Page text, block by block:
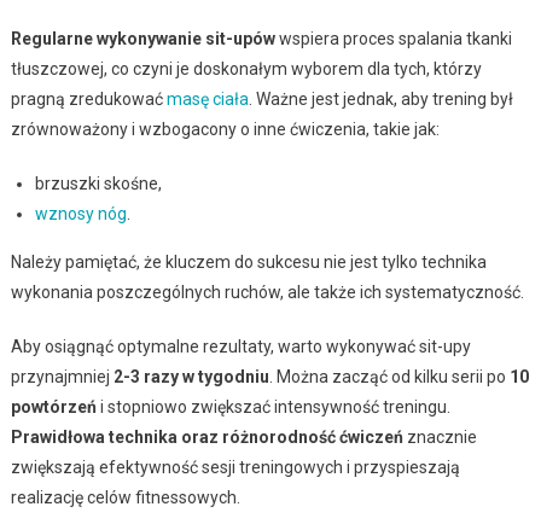
Regularne wykonywanie sit-upówwspiera proces spalania tkanki
tłuszczowej, co czyni je doskonałym wyborem dla tych, którzy
pragną zredukowaćmasę ciała. Ważne jest jednak, aby trening był
zrównoważony i wzbogacony o inne ćwiczenia, takie jak:
brzuszki skośne,
wznosy nóg.
Należy pamiętać, że kluczem do sukcesu nie jest tylko technika
wykonania poszczególnych ruchów, ale także ich systematyczność.
Aby osiągnąć optymalne rezultaty, warto wykonywać sit-upy
przynajmniej 2-3 razy w tygodniu. Można zacząć od kilku serii po 10
powtórzeń i stopniowo zwiększać intensywność treningu.
Prawidłowa technika oraz różnorodność ćwiczeń znacznie
zwiększają efektywność sesji treningowych i przyspieszają
realizację celów fitnessowych.